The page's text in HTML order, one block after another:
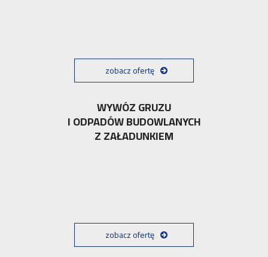
zobacz ofertę
WYWÓZ GRUZU
I ODPADÓW BUDOWLANYCH
Z ZAŁADUNKIEM
zobacz ofertę